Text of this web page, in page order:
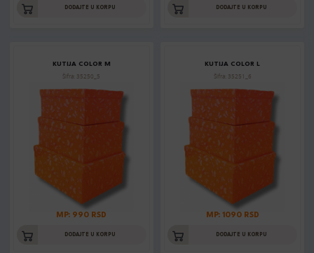
DODAJTE U KORPU DODAJTE U KORPU
KUTIJA COLOR M
Šifra: 35250_5
MP: 990 RSD
DODAJTE U KORPU
KUTIJA COLOR L
Šifra: 35251_6
MP: 1090 RSD
DODAJTE U KORPU